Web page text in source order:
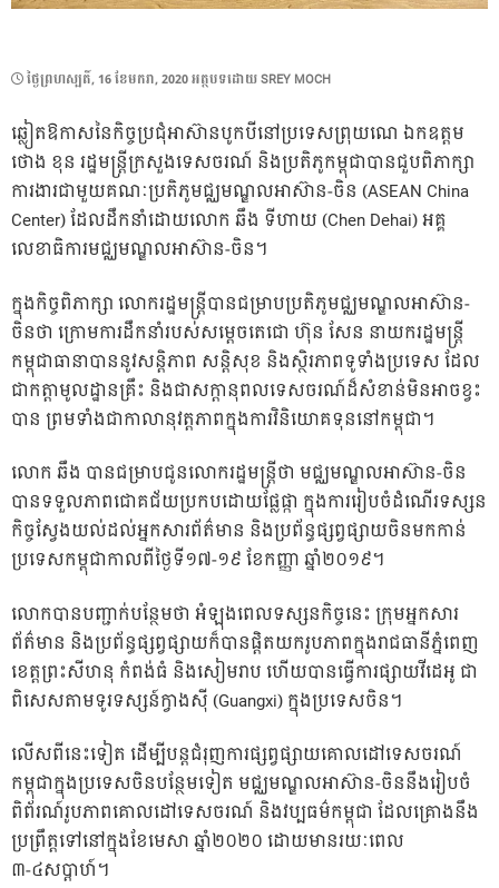
POSTED
ថ្ងៃ​ព្រហស្បតិ៍, 16 ខែ​មករា, 2020អត្ថបទដោយSREY MOCH
ឆ្លៀតឱកាសនៃកិច្ចប្រជុំអាស៊ានបូកបីនៅប្រទេសព្រុយណេ ឯកឧត្តម
ថោង ខុន រដ្ឋមន្ត្រីក្រសួងទេសចរណ៍ និងប្រតិភូកម្ពុជាបានជួបពិភាក្សា
ការងារជាមួយគណៈប្រតិភូមជ្ឈមណ្ឌលអាស៊ាន-ចិន (ASEAN China
Center) ដែលដឹកនាំដោយលោក ឆឹង ទីហាយ (Chen Dehai) អគ្គ
លេខាធិការមជ្ឈមណ្ឌលអាស៊ាន-ចិន។
ក្នុងកិច្ចពិភាក្សា លោករដ្ឋមន្ត្រីបានជម្រាបប្រតិភូមជ្ឈមណ្ឌលអាស៊ាន-
ចិនថា ក្រោមការដឹកនាំរបស់សម្តេចតេជោ ហ៊ុន សែន នាយករដ្ឋមន្ត្រី
កម្ពុជាធានាបាននូវសន្តិភាព សន្តិសុខ និងស្ថិរភាពទូទាំងប្រទេស ដែល
ជាកត្តាមូលដ្ឋានគ្រឹះ និងជាសក្តានុពលទេសចរណ៍ដ៏សំខាន់មិនអាចខ្វះ
បាន ព្រមទាំងជាកាលានុវត្តភាពក្នុងការវិនិយោគទុននៅកម្ពុជា។
លោក ឆឹង បានជម្រាបជូនលោករដ្ឋមន្ត្រីថា មជ្ឈមណ្ឌលអាស៊ាន-ចិន
បានទទួលភាពជោគជ័យប្រកបដោយផ្លែផ្កា ក្នុងការរៀបចំដំណើរទស្សន
កិច្ចស្វែងយល់ដល់អ្នកសារព័ត៌មាន និងប្រព័ន្ធផ្សព្វផ្សាយចិនមកកាន់
ប្រទេសកម្ពុជាកាលពីថ្ងៃទី១៧-១៩ ខែកញ្ញា ឆ្នាំ២០១៩។
លោកបានបញ្ជាក់បន្ថែមថា អំឡុងពេលទស្សនកិច្ចនេះ ក្រុមអ្នកសារ
ព័ត៌មាន និងប្រព័ន្ធផ្សព្វផ្សាយក៏បានផ្តិតយករូបភាពក្នុងរាជធានីភ្នំពេញ
ខេត្តព្រះសីហនុ កំពង់ធំ និងសៀមរាប ហើយបានធ្វើការផ្សាយវីដេអូ ជា
ពិសេសតាមទូរទស្សន៍ក្វាងស៊ី (Guangxi) ក្នុងប្រទេសចិន។
លើសពីនេះទៀត ដើម្បីបន្តជំរុញការផ្សព្វផ្សាយគោលដៅទេសចរណ៍
កម្ពុជាក្នុងប្រទេសចិនបន្ថែមទៀត មជ្ឈមណ្ឌលអាស៊ាន-ចិននឹងរៀបចំ
ពិព័រណ៍រូបភាពគោលដៅទេសចរណ៍ និងវប្បធម៌កម្ពុជា ដែលគ្រោងនឹង
ប្រព្រឹត្តទៅនៅក្នុងខែមេសា ឆ្នាំ២០២០ ដោយមានរយៈពេល
៣-៤សប្តាហ៍។